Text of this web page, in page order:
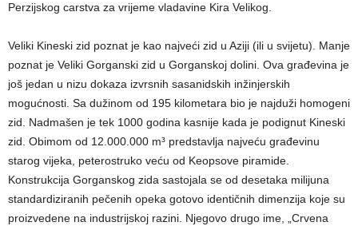
Perzijskog carstva za vrijeme vladavine Kira Velikog.
Veliki Kineski zid poznat je kao najveći zid u Aziji (ili u svijetu). Manje
poznat je Veliki Gorganski zid u Gorganskoj dolini. Ova građevina je
još jedan u nizu dokaza izvrsnih sasanidskih inžinjerskih
mogućnosti. Sa dužinom od 195 kilometara bio je najduži homogeni
zid. Nadmašen je tek 1000 godina kasnije kada je podignut Kineski
zid. Obimom od 12.000.000 m³ predstavlja najveću građevinu
starog vijeka, peterostruko veću od Keopsove piramide.
Konstrukcija Gorganskog zida sastojala se od desetaka milijuna
standardiziranih pečenih opeka gotovo identičnih dimenzija koje su
proizvedene na industrijskoj razini. Njegovo drugo ime, „Crvena